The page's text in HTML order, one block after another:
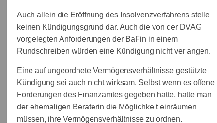
Auch allein die Eröffnung des Insolvenzverfahrens stelle
keinen Kündigungsgrund dar. Auch die von der DVAG
vorgelegten Anforderungen der BaFin in einem
Rundschreiben würden eine Kündigung nicht verlangen.
Eine auf ungeordnete Vermögensverhältnisse gestützte
Kündigung sei auch nicht wirksam. Selbst wenn es offene
Forderungen des Finanzamtes gegeben hätte, hätte man
der ehemaligen Beraterin die Möglichkeit einräumen
müssen, ihre Vermögensverhältnisse zu ordnen.